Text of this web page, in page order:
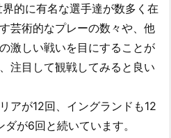
的に有名な選手達が数多く在
芸術的なプレーの数々や、他
激しい戦いを目にすることが
注目して観戦してみると良い
アが12回、イングランドも12
が6回と続いています。